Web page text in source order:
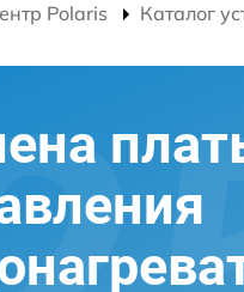
Polaris Каталог